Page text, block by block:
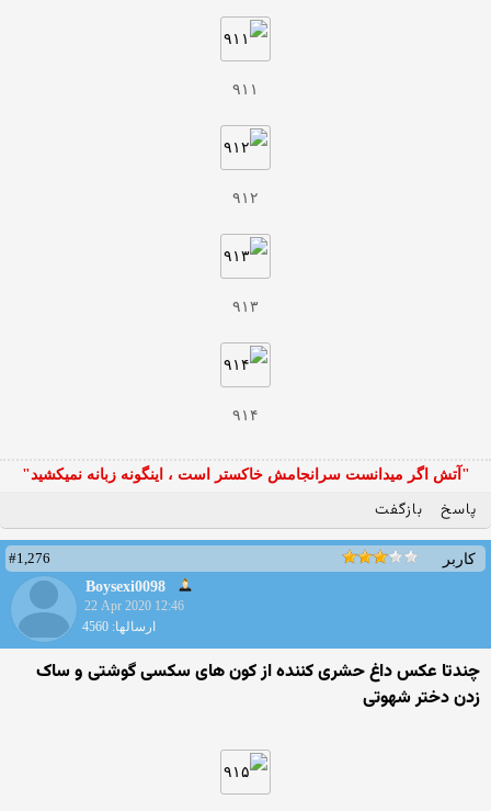
۹۱۱
۹۱۲
۹۱۳
۹۱۴
"آتش اگر ميدانست سرانجامش خاكستر است ، اينگونه زبانه نميكشيد"
پاسخ بازگفت
کاربر
#1,276
Boysexi0098
22 Apr 2020 12:46
ارسالها: 4560
چندتا عکس داغ حشری کننده از کون های سکسی گوشتی و ساک
زدن دختر شهوتی